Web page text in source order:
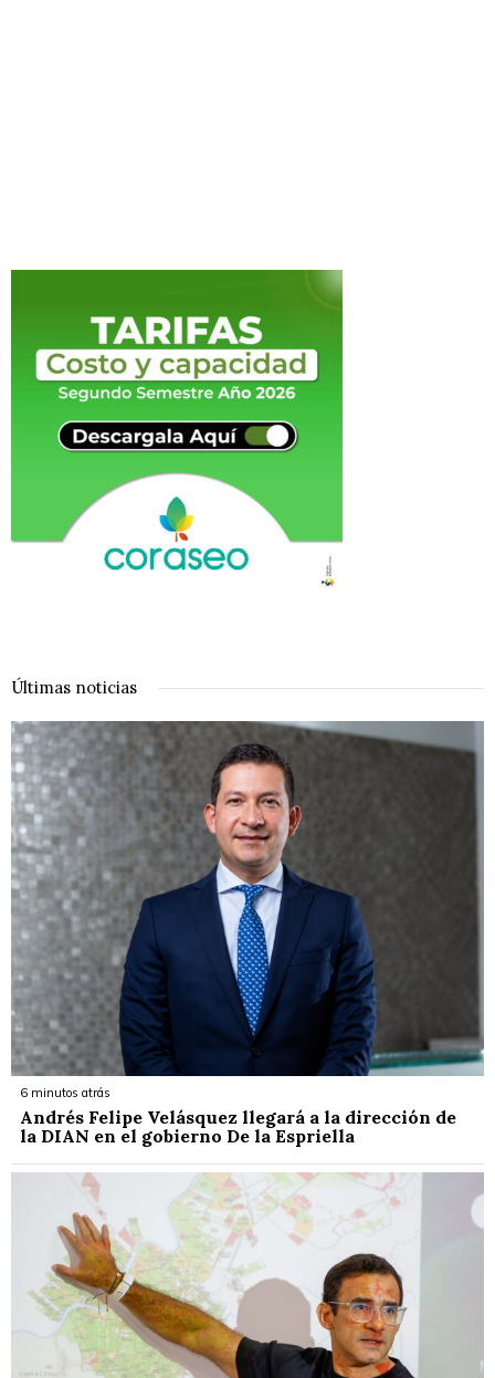
Últimas noticias
6 minutos atrás
Andrés Felipe Velásquez llegará a la dirección de
la DIAN en el gobierno De la Espriella